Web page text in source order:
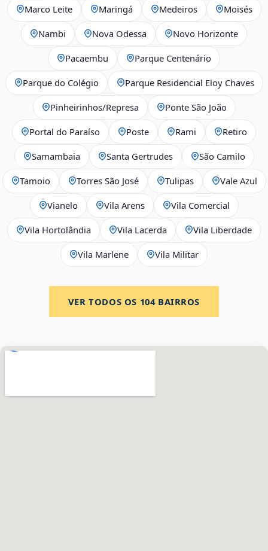
Marco Leite Maringá Medeiros Moisés
Nambi Nova Odessa Novo Horizonte
Pacaembu Parque Centenário
Parque do Colégio Parque Residencial Eloy Chaves
Pinheirinhos/Represa Ponte São João
Portal do Paraíso Poste Rami Retiro
Samambaia Santa Gertrudes São Camilo
Tamoio Torres São José Tulipas Vale Azul
Vianelo Vila Arens Vila Comercial
Vila Hortolândia Vila Lacerda Vila Liberdade
Vila Marlene Vila Militar
VER TODOS OS 104BAIRROS